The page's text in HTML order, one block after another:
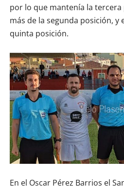
por lo que mantenía la tercera
más de la segunda posición, y
quinta posición.
En el Oscar Pérez Barrios el